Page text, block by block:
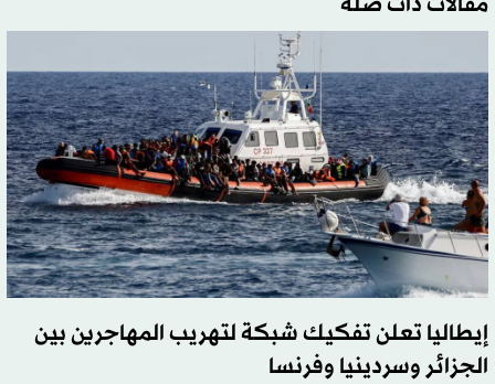
إيطاليا تعلن تفكيك شبكة لتهريب المهاجرين بين
الجزائر وسردينيا وفرنسا